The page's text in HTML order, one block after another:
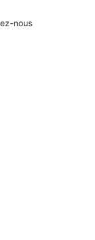
nous